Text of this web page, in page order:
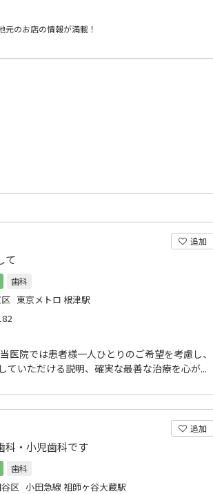
元のお店の情報が満載！
追加
て
歯科
東京メトロ 根津駅
医院では患者様一人ひとりのご希望を考慮し、
ていただける説明、確実な最善な治療を心が...
追加
科・小児歯科です
歯科
区 小田急線 祖師ヶ谷大蔵駅